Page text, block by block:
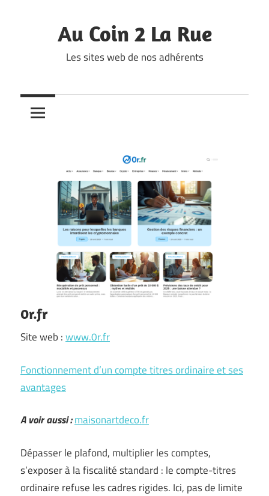
Au Coin 2 La Rue
Les sites web de nos adhérents
0r.fr
Site web :www.0r.fr
Fonctionnement d’un compte titres ordinaire et ses
avantages
A voir aussi :maisonartdeco.fr
Dépasser le plafond, multiplier les comptes,
s’exposer à la fiscalité standard : le compte-titres
ordinaire refuse les cadres rigides. Ici, pas de limite